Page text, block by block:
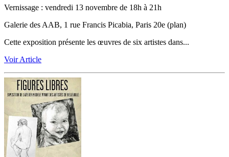
Vernissage ‬:‬‭ vendredi 13 novembre de 18h à 21h
Galerie des AAB, 1 rue Francis Picabia, Paris 20e (plan)
Cette exposition présente les œuvres de six artistes dans...
Voir Article